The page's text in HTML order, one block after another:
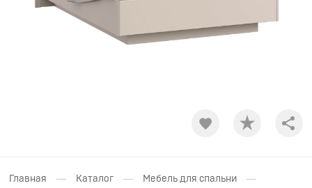
Главная — Каталог — Мебель для спальни —